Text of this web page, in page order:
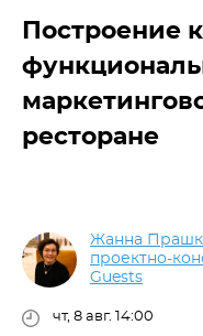
Построение
ресторане
Жанна
проектно-
Guests
чт, 8 авг. 14:00